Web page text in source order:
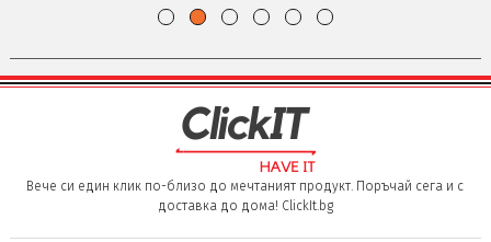
Вече си един клик по-близо до мечтаният продукт. Поръчай сега и с
доставка до дома! ClickIt.bg